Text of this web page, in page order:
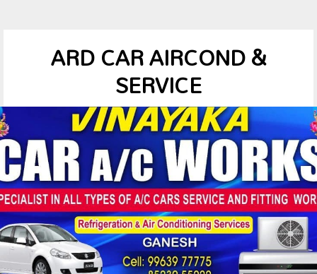
ARD CAR AIRCOND &
SERVICE